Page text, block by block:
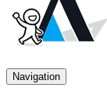
Navigation